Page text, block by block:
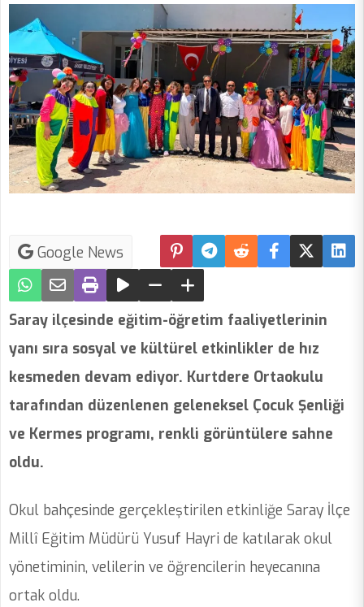
Google News
Saray ilçesinde eğitim-öğretim faaliyetlerinin
yanı sıra sosyal ve kültürel etkinlikler de hız
kesmeden devam ediyor. Kurtdere Ortaokulu
tarafından düzenlenen geleneksel Çocuk Şenliği
ve Kermes programı, renkli görüntülere sahne
oldu.
Okul bahçesinde gerçekleştirilen etkinliğe Saray İlçe
Millî Eğitim Müdürü Yusuf Hayri de katılarak okul
yönetiminin, velilerin ve öğrencilerin heyecanına
ortak oldu.